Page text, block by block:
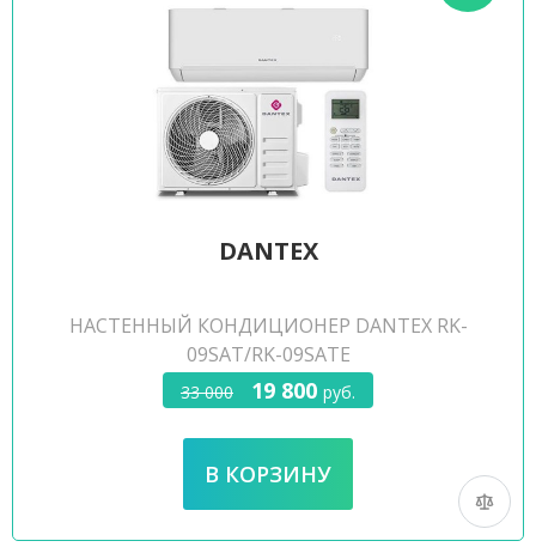
DANTEX
НАСТЕННЫЙ КОНДИЦИОНЕР DANTEX RK-
09SAT/RK-09SATE
33 000 19 800 руб.